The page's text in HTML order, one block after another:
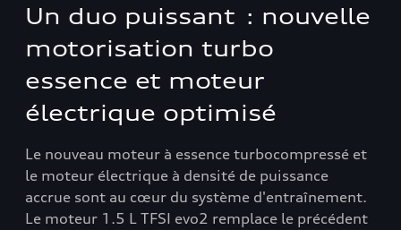
Un duo puissant : nouvelle
motorisation turbo
essence et moteur
électrique optimisé
Le nouveau moteur à essence turbocompressé et
le moteur électrique à densité de puissance
accrue sont au cœur du système d'entraînement.
Le moteur 1.5 L TFSI evo2 remplace le précédent